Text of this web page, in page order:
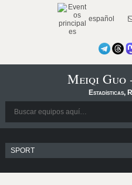
español
Meiqi Guo
Estadísticas,